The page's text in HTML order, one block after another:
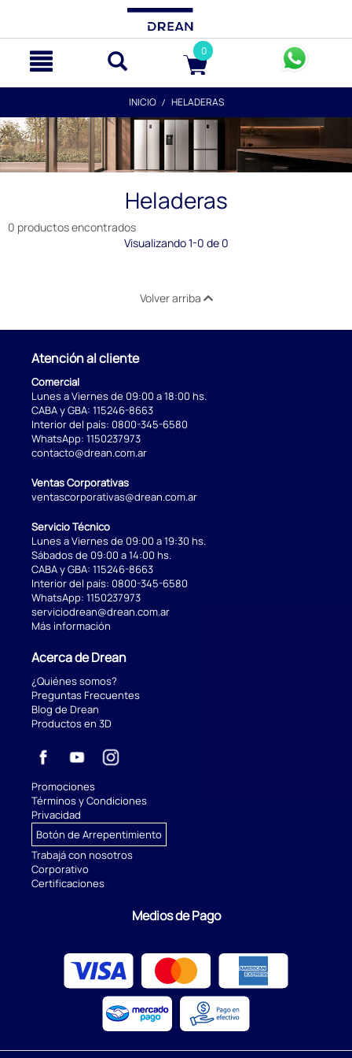
0
INICIO HELADERAS
Heladeras
0 productos encontrados
Visualizando 1-0 de 0
Volver arriba
Atención al cliente
Comercial
Lunes a Viernes de 09:00 a 18:00 hs.
CABA y GBA: 115246-8663
Interior del país: 0800-345-6580
WhatsApp: 1150237973
contacto@drean.com.ar
Ventas Corporativas
ventascorporativas@drean.com.ar
Servicio Técnico
Lunes a Viernes de 09:00 a 19:30 hs.
Sábados de 09:00 a 14:00 hs.
CABA y GBA: 115246-8663
Interior del país: 0800-345-6580
WhatsApp: 1150237973
serviciodrean@drean.com.ar
Más información
Acerca de Drean
¿Quiénes somos?
Preguntas Frecuentes
Blog de Drean
Productos en 3D
Promociones
Términos y Condiciones
Privacidad
Botón de Arrepentimiento
Trabajá con nosotros
Corporativo
Certificaciones
Medios de Pago